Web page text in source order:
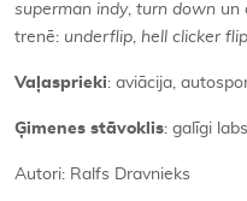
superman indy, turn down un
trenē: underflip, hell clicker flip
Vaļasprieki: aviācija,
Ģimenes stāvoklis: galīgi
Autori: Ralfs Dravnieks